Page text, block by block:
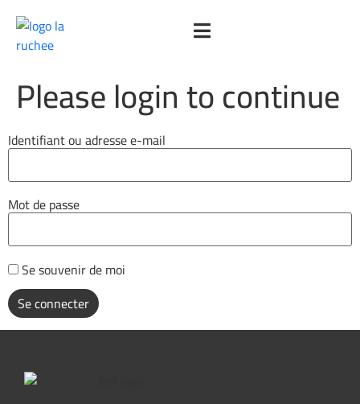
Please login to continue
Identifiant ou adresse e-mail
Mot de passe
Se souvenir de moi